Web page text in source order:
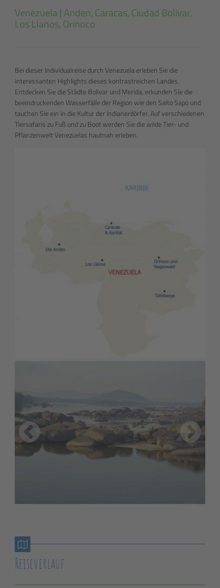
Venezuela | Anden, Caracas, Ciudad Bolivar,
Los Llanos, Orinoco
Bei dieser Individualreise durch Venezuela erleben Sie die
interessanten Highlights dieses kontrastreichen Landes.
Entdecken Sie die Städte Bolivar und Merida, erkunden Sie die
beeindruckenden Wasserfälle der Region wie den Salto Sapo und
tauchen Sie ein in die Kultur der Indianerdörfer. Auf verschiedenen
Tiersafaris zu Fuß und zu Boot werden Sie die wilde Tier- und
Pflanzenwelt Venezuelas hautnah erleben.
Reiseverlauf